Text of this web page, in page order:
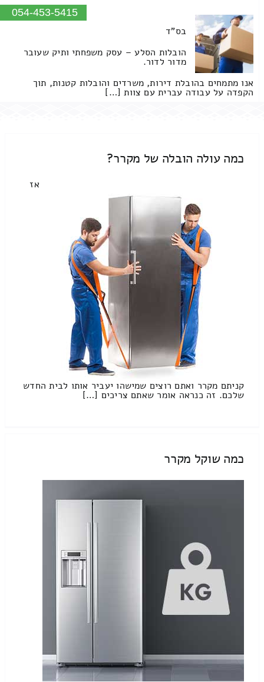
054-453-5415
בס"ד
הובלות הסלע – עסק משפחתי ותיק שעובר
מדור לדור.
אנו מתמחים בהובלת דירות, משרדים והובלות קטנות, תוך
הקפדה על עבודה עברית עם צוות […]
כמה עולה הובלה של מקרר?
אז
קניתם מקרר ואתם רוצים שמישהו יעביר אותו לבית החדש
שלכם. זה כנראה אומר שאתם צריכים […]
כמה שוקל מקרר